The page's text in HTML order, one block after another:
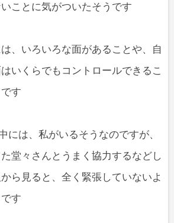
ことに気がついたそうです
、いろいろな面があることや、自
いくらでもコントロールできるこ
す
には、私がいるそうなのですが、
堂々さんとうまく協力するなどし
ら見ると、全く緊張していないよ
す